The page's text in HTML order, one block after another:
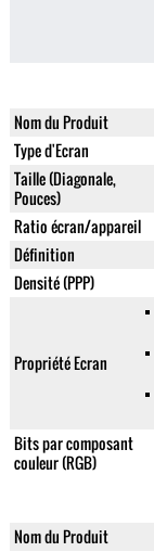
Nom du Produit
Type d'Ecran
Taille (Diagonale,
Pouces)
Ratio écran/appareil
Définition
Densité (PPP)
Propriété Ecran
Bits par composant
couleur (RGB)
Nom du Produit